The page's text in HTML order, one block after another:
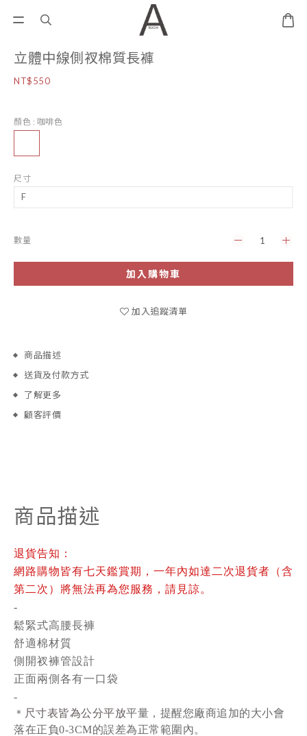
立體中線側衩棉質長褲
NT$550
顏色 : 咖啡色
尺寸
數量
加入購物車
加入追蹤清單
商品描述
送貨及付款方式
了解更多
顧客評價
商品描述
退貨告知：
網路購物皆有七天鑑賞期，一年內如達二次退貨者（含
第二次）將無法再為您服務，請見諒。
-
鬆緊式高腰長褲
舒適棉材質
側開衩褲管設計
正面兩側各有一口袋
-
＊ 尺寸表皆為公分平放平量 ，提醒您廠商追加的大小會
落在正負0-3CM的誤差為正常範圍內。